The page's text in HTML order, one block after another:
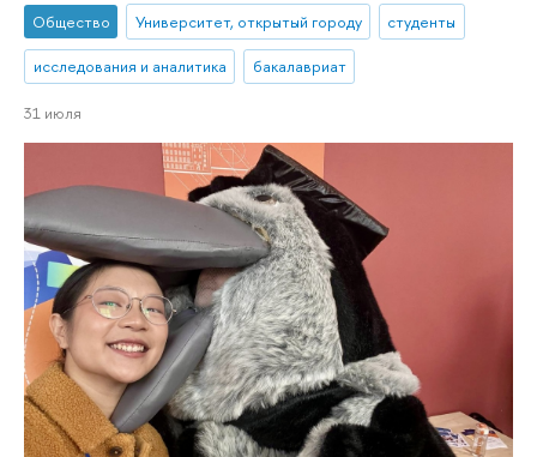
Общество Университет, открытый городу студенты
исследования и аналитика бакалавриат
31 июля